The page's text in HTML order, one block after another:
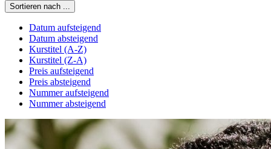
Sortieren nach ...
Datum aufsteigend
Datum absteigend
Kurstitel (A-Z)
Kurstitel (Z-A)
Preis aufsteigend
Preis absteigend
Nummer aufsteigend
Nummer absteigend